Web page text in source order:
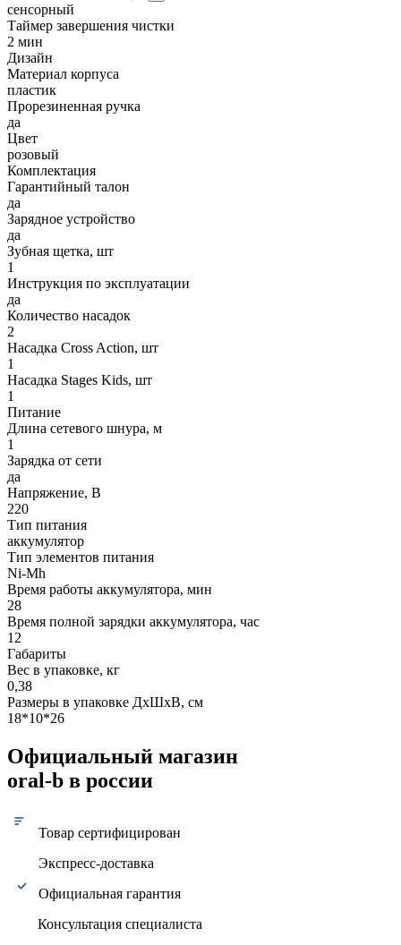
сенсорный
Таймер завершения чистки
2 мин
Дизайн
Материал корпуса
пластик
Прорезиненная ручка
да
Цвет
розовый
Комплектация
Гарантийный талон
да
Зарядное устройство
да
Зубная щетка, шт
1
Инструкция по эксплуатации
да
Количество насадок
2
Насадка Cross Action, шт
1
Насадка Stages Kids, шт
1
Питание
Длина сетевого шнура, м
1
Зарядка от сети
да
Напряжение, В
220
Тип питания
аккумулятор
Тип элементов питания
Ni-Mh
Время работы аккумулятора, мин
28
Время полной зарядки аккумулятора, час
12
Габариты
Вес в упаковке, кг
0,38
Размеры в упаковке ДxШxВ, см
18*10*26
Официальный магазин
oral-b в россии
Товар сертифицирован
Экспресс-доставка
Официальная гарантия
Консультация специалиста